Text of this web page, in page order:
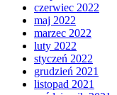
czerwiec 2022
maj 2022
marzec 2022
luty 2022
styczeń 2022
grudzień 2021
listopad 2021